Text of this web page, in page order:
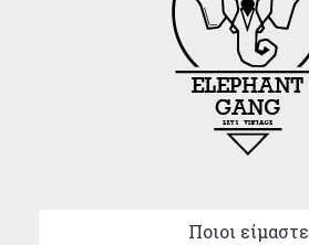
Ποιοι είμαστε